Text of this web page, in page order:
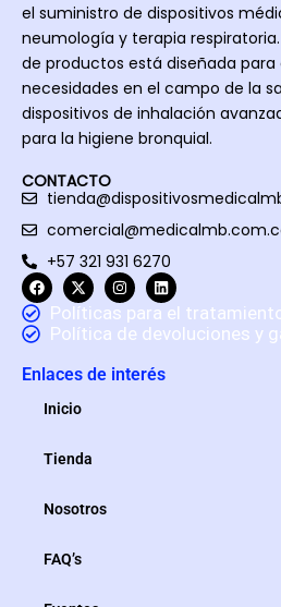
el suministro de dispositivos
neumología y terapia
de productos está diseñada para
necesidades en el campo de la
dispositivos de inhalación
para la higiene bronquial.
CONTACTO
+57 321 931 6270
Políticas para el
Política de devoluciones y
Enlaces de interés
Inicio
Tienda
Nosotros
FAQ’s